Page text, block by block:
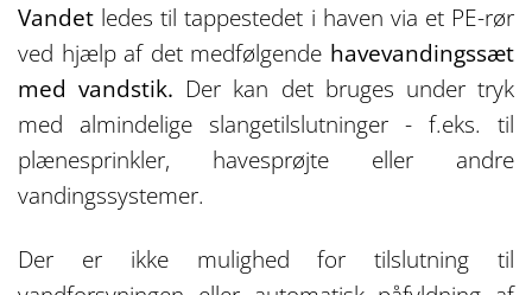
Vandet ledes til tappestedet i haven via et PE-rør
ved hjælp af det medfølgende havevandingssæt
med vandstik. Der kan det bruges under tryk
med almindelige slangetilslutninger - f.eks. til
plænesprinkler, havesprøjte eller andre
vandingssystemer.
Der er ikke mulighed for tilslutning til